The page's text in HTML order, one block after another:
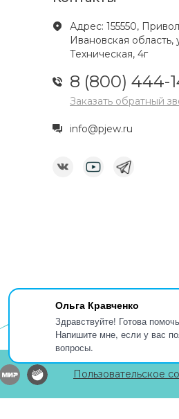
Ольга Кравченко
Здравствуйте! Готова
Напишите мне, если у вас
вопросы.
Адрес: 155550,
Ивановская область,
Техническая, 4г
8 (800) 444-
Заказать обратный
info@pjew.ru
Пользовательское